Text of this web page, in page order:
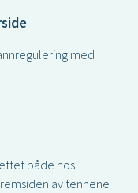
med
både hos
av tennene